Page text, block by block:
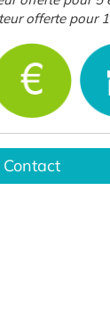
offerte pour
Contact